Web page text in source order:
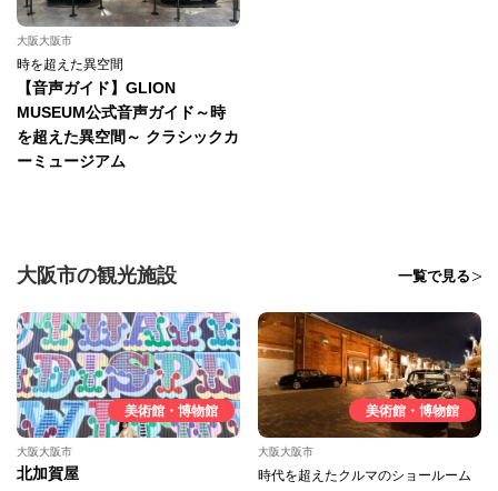
大阪大阪市
時を超えた異空間
【音声ガイド】GLION
MUSEUM公式音声ガイド～時
を超えた異空間～ クラシックカ
ーミュージアム
大阪市の観光施設 一覧で見る
美術館・博物館
大阪大阪市
北加賀屋
美術館・博物館
大阪大阪市
時代を超えたクルマのショールーム